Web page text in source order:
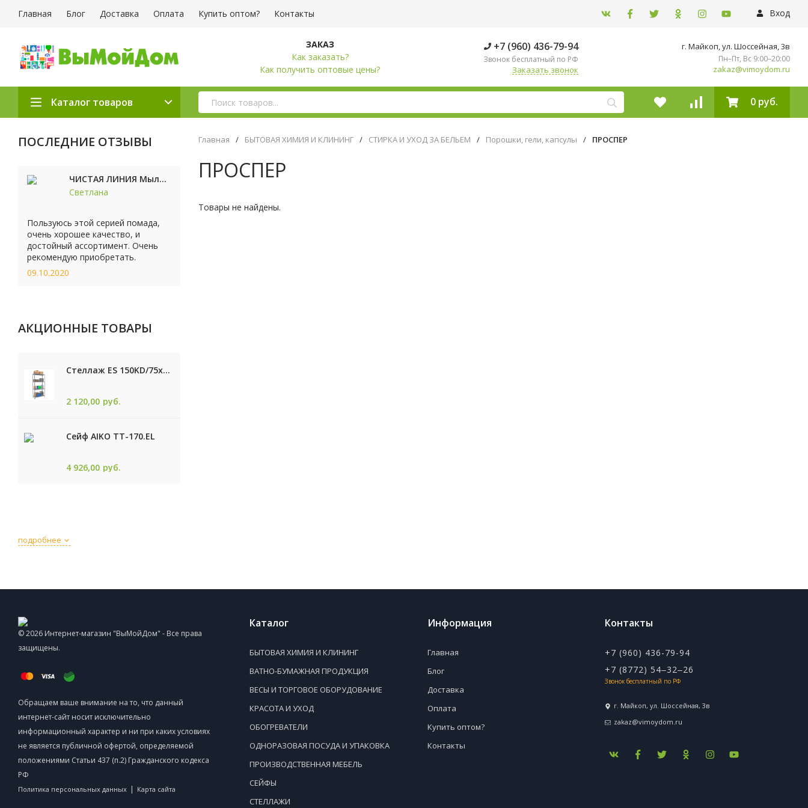
Главная Блог Доставка Оплата Купить оптом? Контакты Вход
ЗАКАЗ
Как заказать?
Как получить оптовые цены?
+7 (960) 436-79-94
Звонок бесплатный по РФ
Заказать звонок
г. Майкоп, ул. ​Шоссейная, 3в
Пн–Пт, Вс 9:00–20:00
zakaz@vimoydom.ru
Каталог товаров 0 руб.
ПОСЛЕДНИЕ ОТЗЫВЫ
ЧИСТАЯ ЛИНИЯ Мыло косметическое Персик 90г
Светлана
Пользуюсь этой серией помада,
очень хорошее качество, и
достойный ассортимент. Очень
рекомендую приобретать.
09.10.2020
АКЦИОННЫЕ ТОВАРЫ
Стеллаж ES 150KD/75x30/4 оцинк
2 120,00 руб.
Сейф AIKO TТ-170.EL
4 926,00 руб.
Главная / БЫТОВАЯ ХИМИЯ И КЛИНИНГ / СТИРКА И УХОД ЗА БЕЛЬЕМ / Порошки, гели, капсулы / ПРОСПЕР
ПРОСПЕР
Товары не найдены.
подробнее
© 2026 Интернет-магазин "ВыМойДом" - Все права
защищены.
Обращаем ваше внимание на то, что данный
интернет-сайт носит исключительно
информационный характер и ни при каких условиях
не является публичной офертой, определяемой
положениями Статьи 437 (п.2) Гражданского кодекса
РФ
Политика персональных данных | Карта сайта
Каталог
БЫТОВАЯ ХИМИЯ И КЛИНИНГ
ВАТНО-БУМАЖНАЯ ПРОДУКЦИЯ
ВЕСЫ И ТОРГОВОЕ ОБОРУДОВАНИЕ
КРАСОТА И УХОД
ОБОГРЕВАТЕЛИ
ОДНОРАЗОВАЯ ПОСУДА И УПАКОВКА
ПРОИЗВОДСТВЕННАЯ МЕБЕЛЬ
СЕЙФЫ
СТЕЛЛАЖИ
Информация
Главная
Блог
Доставка
Оплата
Купить оптом?
Контакты
Контакты
+7 (960) 436-79-94
+7 (8772) 54‒32‒26
Звонок бесплатный по РФ
г. Майкоп, ул. ​Шоссейная, 3в
zakaz@vimoydom.ru